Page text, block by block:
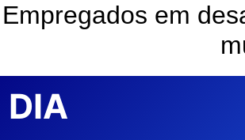
Empregados em
DIA